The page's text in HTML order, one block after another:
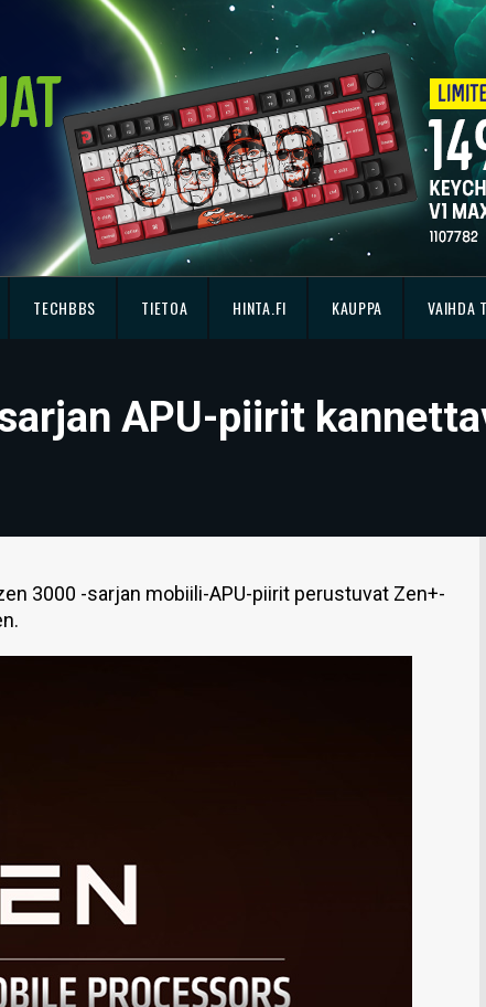
TECHBBS TIETOA HINTA.FI KAUPPA VAIHDA
APU-piirit
3000 -sarjan mobiili-APU-piirit perustuvat Zen+-